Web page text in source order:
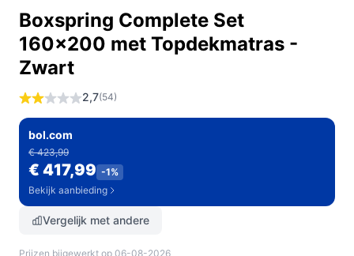
Boxspring Complete Set
160x200 met Topdekmatras -
Zwart
2,7(54)
bol.com
€ 423,99
€ 417,99 -1%
Bekijk aanbieding
Vergelijk met andere
Prijzen bijgewerkt op 06-08-2026